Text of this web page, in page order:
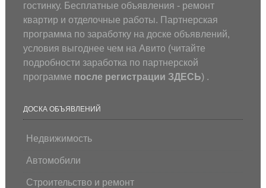
гостинку. Бесплатные объявления - ремонт
квартир и отделочные работы. Партнерская
программа по заработку на доске объявлений,
условия выгоднее чем на Авито (читайте
подробности заработка по партнерской
программе после регистрации ЗДЕСЬ) .
ДОСКА ОБЪЯВЛЕНИЙ
Недвижимость
Автомобили
Строительство и ремонт